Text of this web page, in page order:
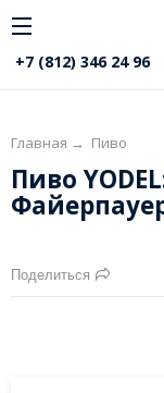
+7 (812) 346 24 96
Главная → Пиво
Пиво
Поделиться